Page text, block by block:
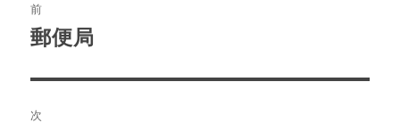
稿
ビ
前
前
投
稿:
郵便局
次